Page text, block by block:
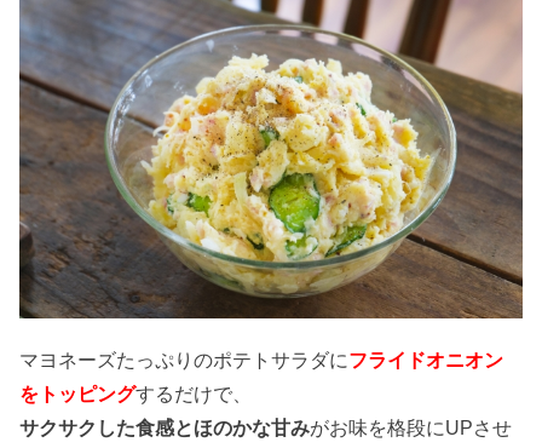
マヨネーズたっぷりのポテトサラダにフライドオニオン
をトッピングするだけで、
サクサクした食感とほのかな甘みがお味を格段にUPさせ